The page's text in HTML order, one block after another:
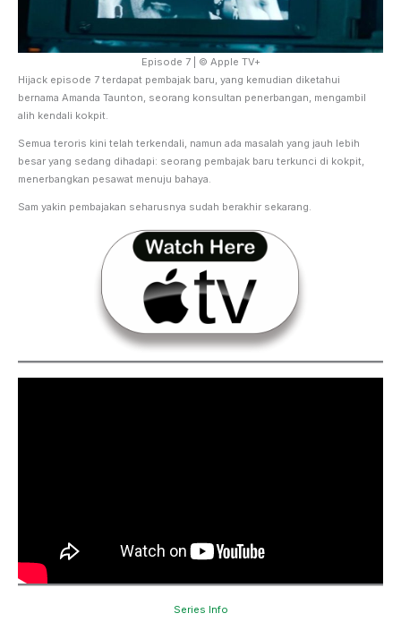
Episode 7 | © Apple TV+
Hijack episode 7 terdapat pembajak baru, yang kemudian diketahui
bernama Amanda Taunton, seorang konsultan penerbangan, mengambil
alih kendali kokpit.
Semua teroris kini telah terkendali, namun ada masalah yang jauh lebih
besar yang sedang dihadapi: seorang pembajak baru terkunci di kokpit,
menerbangkan pesawat menuju bahaya.
Sam yakin pembajakan seharusnya sudah berakhir sekarang.
Series Info